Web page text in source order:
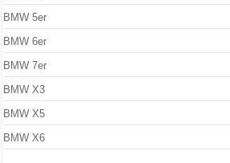
BMW 5er
BMW 6er
BMW 7er
BMW X3
BMW X5
BMW X6